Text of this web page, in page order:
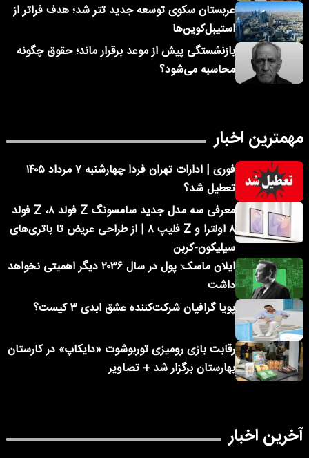
عربستان سکوی توسعه جدید تتر شد؛ هدف فراتر از
استیبل‌کوین‌ها
بازنشستگی پیش از موعد برقرار ماند؛ حقوق چگونه
محاسبه می‌شود؟
مهمترین اخبار
فوری | ادارات تهران فردا چهارشنبه ۷ مرداد ۱۴۰۵
تعطیل شد؟
معرفی سه مدل جدید سامسونگ Z فولد ۸، Z فولد
۸ اولترا و Z فلیپ ۸ | از طراحی عریض تا باتری‌های
سیلیکون-کربن
ایلان ماسک: پول در سال ۲۰۳۶ دیگر اهمیتی نخواهد
داشت
پویا گرافیان شرکت‌کننده عشق ابدی ۳ کیست؟
رقابت بازی رومیزی توربوشوت «دایکاپ» در کارستان
بهارستان برگزار شد + تصاویر
آخرین اخبار